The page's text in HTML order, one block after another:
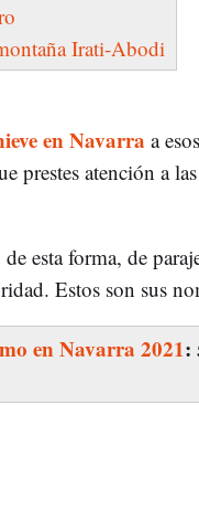
Irati-Abodi
en Navarra a
prestes atención a
esta forma, de
Estos son sus
en Navarra 2021: